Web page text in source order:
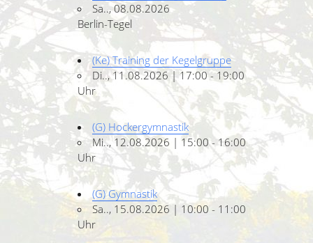
Sa.., 08.08.2026
Berlin-Tegel
(Ke) Training der Kegelgruppe
Di.., 11.08.2026 | 17:00 - 19:00
Uhr
(G) Hockergymnastik
Mi.., 12.08.2026 | 15:00 - 16:00
Uhr
(G) Gymnastik
Sa.., 15.08.2026 | 10:00 - 11:00
Uhr